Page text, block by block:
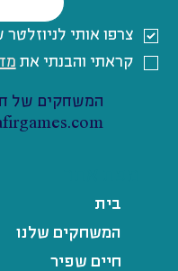
בית
המשחקים שלנו
חיים שפיר
צרפו אותי
קראתי והבנתי את
המשחקים של